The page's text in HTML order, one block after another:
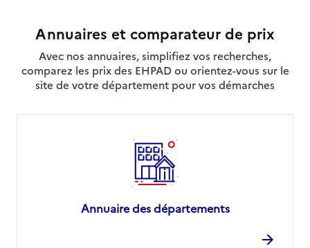
Annuaires et comparateur de prix
Avec nos annuaires, simplifiez vos recherches,
comparez les prix des EHPAD ou orientez-vous sur le
site de votre département pour vos démarches
Annuaire des départements